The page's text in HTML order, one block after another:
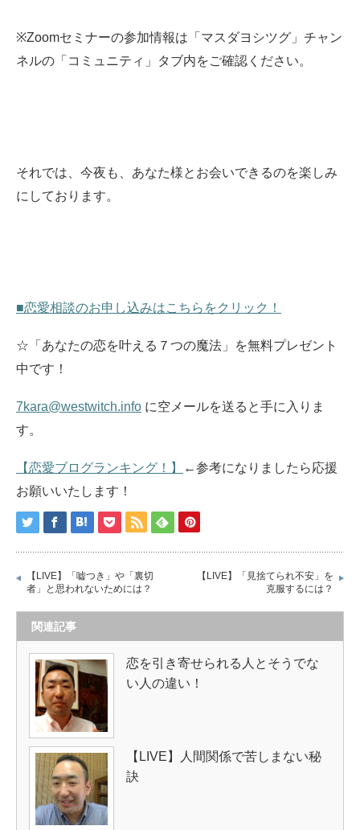
※Zoomセミナーの参加情報は「マスダヨシツグ」チャン
ネルの「コミュニティ」タブ内をご確認ください。
それでは、今夜も、あなた様とお会いできるのを楽しみ
にしております。
■恋愛相談のお申し込みはこちらをクリック！
☆「あなたの恋を叶える７つの魔法」を無料プレゼント
中です！
7kara@westwitch.info に空メールを送ると手に入りま
す。
【恋愛ブログランキング！】
←参考になりましたら応援
お願いいたします！
【LIVE】「嘘つき」や「裏切
者」と思われないためには？
【LIVE】「見捨てられ不安」を
克服するには？
関連記事
恋を引き寄せられる人とそうでな
い人の違い！
【LIVE】人間関係で苦しまない秘
訣